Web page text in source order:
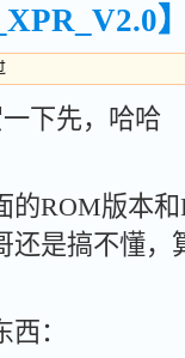
下先，哈哈
的ROM版本
还是搞不懂，
：